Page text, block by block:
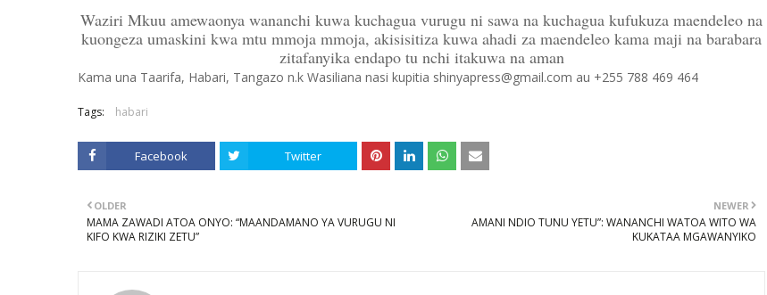
Waziri Mkuu amewaonya wananchi kuwa kuchagua vurugu ni sawa na kuchagua kufukuza maendeleo na
kuongeza umaskini kwa mtu mmoja mmoja, akisisitiza kuwa ahadi za maendeleo kama maji na barabara
zitafanyika endapo tu nchi itakuwa na aman
Kama una Taarifa, Habari, Tangazo n.k Wasiliana nasi kupitia shinyapress@gmail.com au +255 788 469 464
Tags: habari
Facebook Twitter
NEWER
AMANI NDIO TUNU YETU”: WANANCHI WATOA WITO WA
KUKATAA MGAWANYIKO
OLDER
MAMA ZAWADI ATOA ONYO: “MAANDAMANO YA VURUGU NI
KIFO KWA RIZIKI ZETU”